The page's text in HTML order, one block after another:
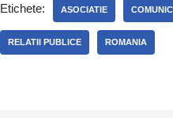
Etichete: ASOCIATIE
RELATII PUBLICE ROMANIA